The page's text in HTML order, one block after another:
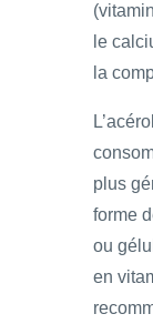
le
la
plus
forme
ou
en